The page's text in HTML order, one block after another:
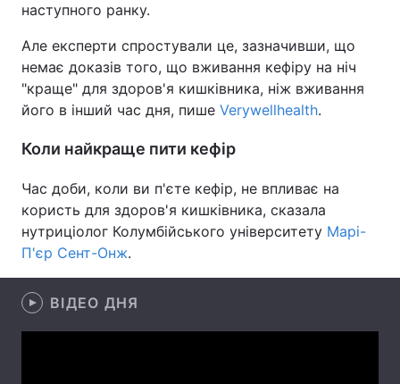
Техно і зв'язок Лайт
Інциденти
Здоров'я Туризм
Цікавинки Погода
Екологія
Лонгріди
Відео з Youtube
наступного ранку.
Але експерти спростували це, зазначивши, що
немає доказів того, що вживання кефіру на ніч
"краще" для здоров'я кишківника, ніж вживання
його в інший час дня, пише Verywellhealth.
Коли найкраще пити кефір
Час доби, коли ви п'єте кефір, не впливає на
користь для здоров'я кишківника, сказала
нутриціолог Колумбійського університету Марі-
П'єр Сент-Онж.
ВІДЕО ДНЯ